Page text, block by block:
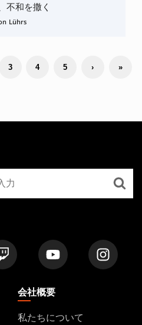
不和を撒く
Lührs
3 4 5 › »
会社概要
私たちについて